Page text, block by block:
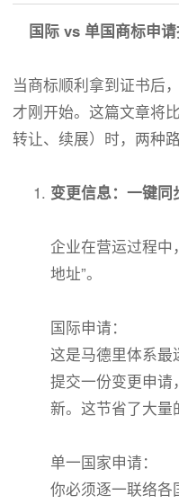
国际 vs 单国商标申
当商标顺利拿到证书后
才刚开始。这篇文章将
转让、续展）时，两种
变更信息：一键
企业在营运过程中
地址”。
国际申请：
这是马德里体系
提交一份变更申请
新。这节省了大量
单一国家申请：
你必须逐一联络各